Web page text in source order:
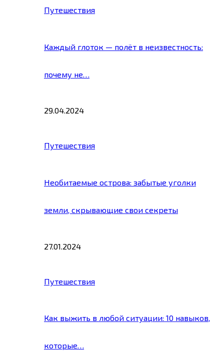
Путешествия
Каждый глоток — полёт в неизвестность:
почему не…
29.04.2024
Путешествия
Необитаемые острова: забытые уголки
земли, скрывающие свои секреты
27.01.2024
Путешествия
Как выжить в любой ситуации: 10 навыков,
которые…